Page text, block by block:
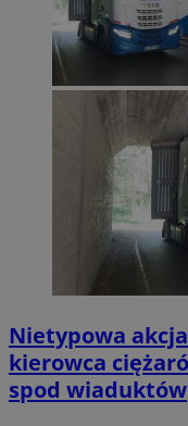
Nietypowa
kierowca
spod wiaduktów